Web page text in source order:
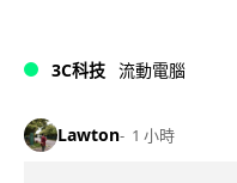
3C科技 流動電腦
Lawton 1 小時